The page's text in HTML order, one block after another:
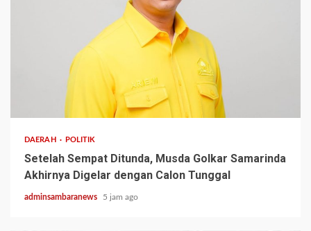
DAERAH POLITIK
Setelah Sempat Ditunda, Musda Golkar Samarinda
Akhirnya Digelar dengan Calon Tunggal
adminsambaranews 5 jam ago